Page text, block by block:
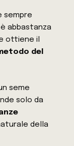
sempre
abbastanza
ottiene il
del
seme
solo da
della